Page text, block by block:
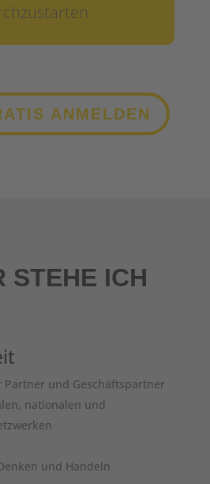
ANMELDEN
STEHE ICH
und Geschäftspartner
nationalen und
und Handeln